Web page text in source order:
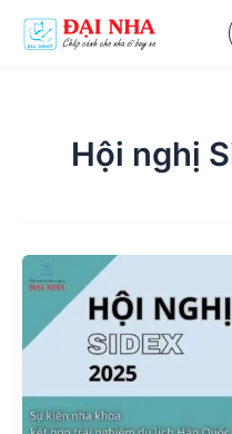
Hội nghị